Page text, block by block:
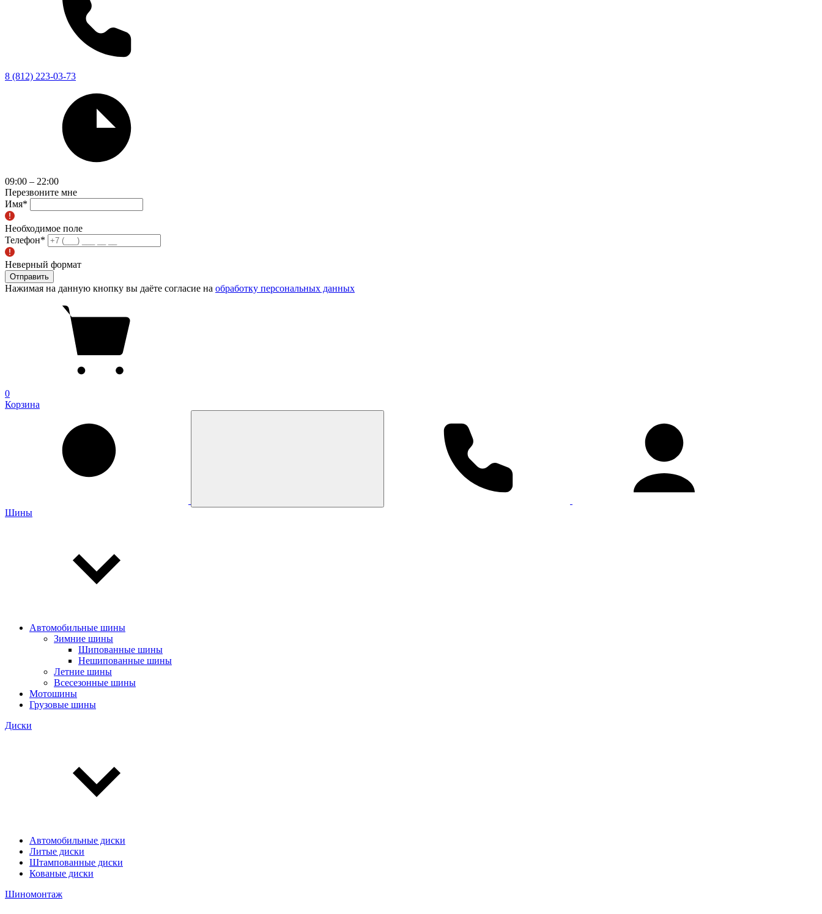
8 (812) 223-03-73
09:00 – 22:00
Перезвоните мне
Имя*
Необходимое поле
Телефон*
Неверный формат
Отправить
Нажимая на данную кнопку вы даёте согласие на обработку персональных данных
0
Корзина
Шины
Автомобильные шины
Зимние шины
Шипованные шины
Нешипованные шины
Летние шины
Всесезонные шины
Мотошины
Грузовые шины
Диски
Автомобильные диски
Литые диски
Штампованные диски
Кованые диски
Шиномонтаж